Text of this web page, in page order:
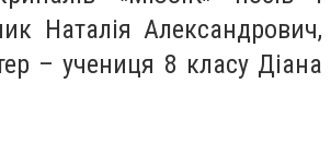
Наталія Александрович,
– учениця 8 класу Діана